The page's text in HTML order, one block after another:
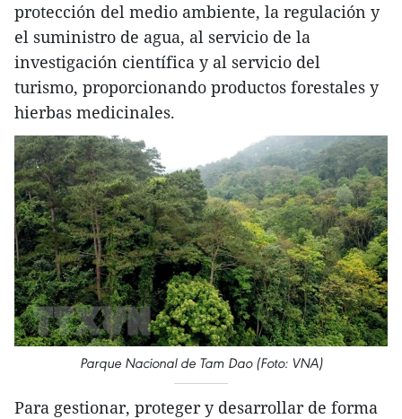
protección del medio ambiente, la regulación y
el suministro de agua, al servicio de la
investigación científica y al servicio del
turismo, proporcionando productos forestales y
hierbas medicinales.
Parque Nacional de Tam Dao (Foto: VNA)
Para gestionar, proteger y desarrollar de forma